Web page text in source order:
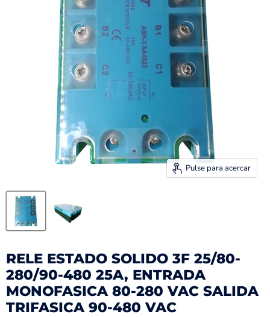
Pulse para acercar
RELE ESTADO SOLIDO 3F 25/80-
280/90-480 25A, ENTRADA
MONOFASICA 80-280 VAC SALIDA
TRIFASICA 90-480 VAC